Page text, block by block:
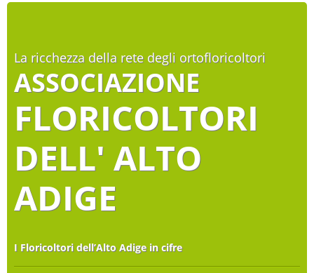
La ricchezza della rete degli ortofloricoltori
ASSOCIAZIONE
FLORICOLTORI
DELL' ALTO
ADIGE
I Floricoltori dell’Alto Adige in cifre